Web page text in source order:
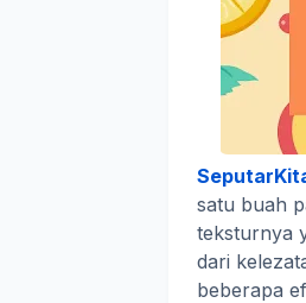
satu buah
teksturnya
dari
beberapa